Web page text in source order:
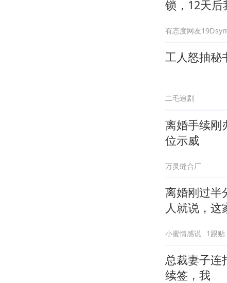
锁，12天后
有态度网友
工人怒抽秘
二毛追剧
离婚手续刚
位示威
万灵缝合厂
离婚刚过半
人就说，这
小蜜情感说 1跟贴
总裁妻子连
续签，我